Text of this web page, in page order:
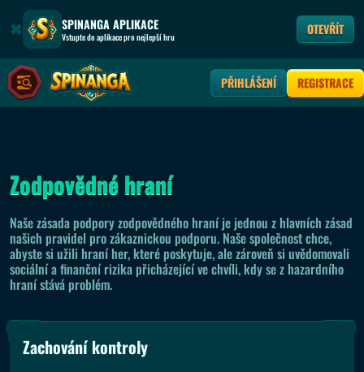
SPINANGA APLIKACE
Vstupte do aplikace pro nejlepší hru OTEVŘÍT
PŘIHLÁŠENÍ REGISTRACE
Zodpovědné hraní
Naše zásada podpory zodpovědného hraní je jednou z hlavních zásad
našich pravidel pro zákaznickou podporu. Naše společnost chce,
abyste si užili hraní her, které poskytuje, ale zároveň si uvědomovali
sociální a finanční rizika přicházející ve chvíli, kdy se z hazardního
hraní stává problém.
Zachování kontroly